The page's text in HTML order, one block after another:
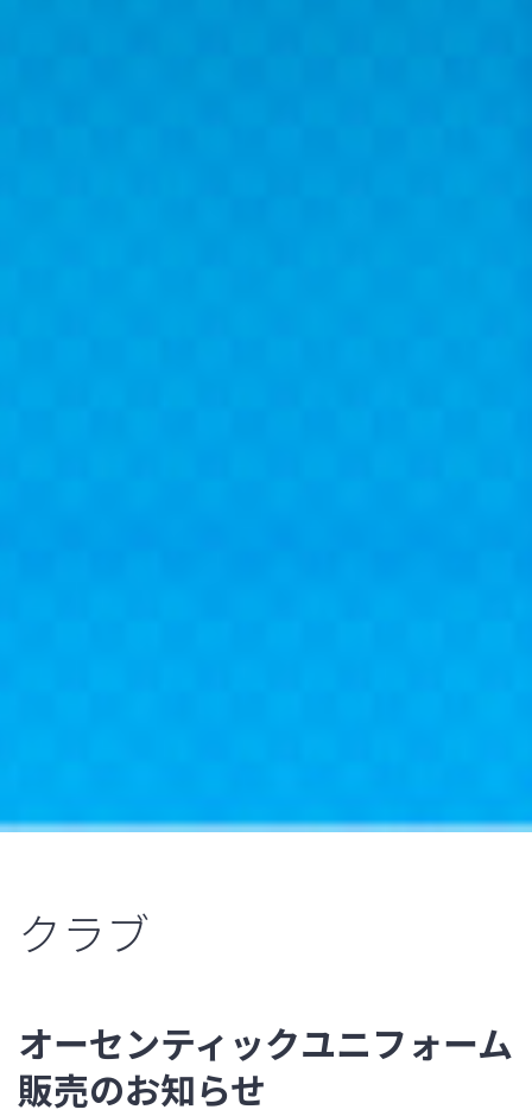
クラブ
オーセンティックユニフォーム
販売のお知らせ